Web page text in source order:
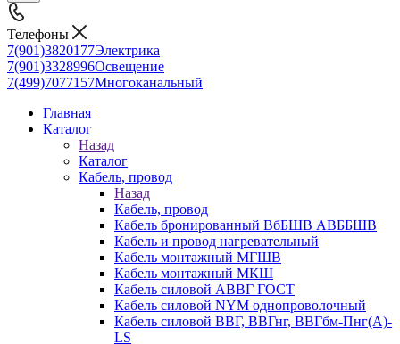
Телефоны
7(901)3820177Электрика
7(901)3328996Освещение
7(499)7077157Многоканальный
Главная
Каталог
Назад
Каталог
Кабель, провод
Назад
Кабель, провод
Кабель бронированный ВбБШВ АВББШВ
Кабель и провод нагревательный
Кабель монтажный МГШВ
Кабель монтажный МКШ
Кабель силовой АВВГ ГОСТ
Кабель силовой NYM однопроволочный
Кабель силовой ВВГ, ВВГнг, ВВГбм-Пнг(А)-
LS